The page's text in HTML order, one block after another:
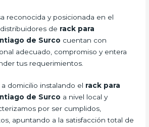
reconocida y posicionada en el
de rack para
de Surco cuentan con
adecuado, compromiso y entera
tus requerimientos.
domicilio instalando el rack para
de Surco a nivel local y
por ser cumplidos,
apuntando a la satisfacción total de